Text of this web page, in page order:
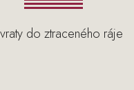
do ztraceného ráje